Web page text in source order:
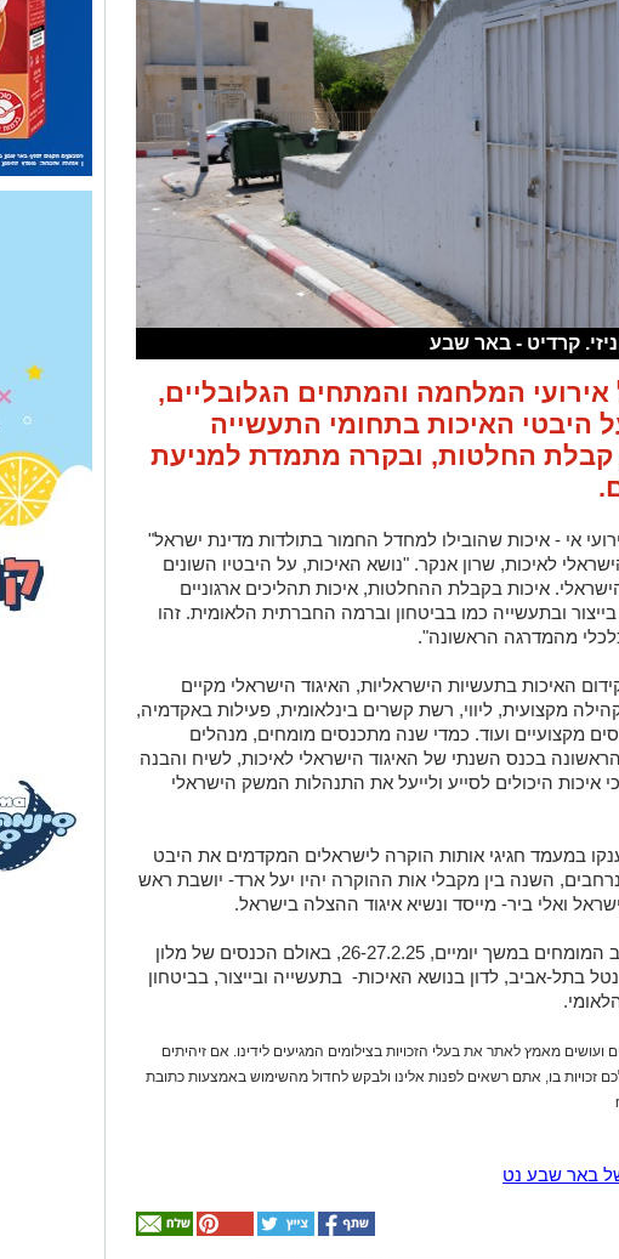
קרדיט - באר שבע
המלחמה והמתחים הגלובליים,
היבטי האיכות בתחומי התעשייה
קבלת החלטות, ובקרה מתמדת למניעת
אי - איכות שהובילו למחדל החמור בתולדות מדינת ישראל"
לאיכות, שרון אנקר. "נושא האיכות, על היבטיו השונים
איכות בקבלת ההחלטות, איכות תהליכים ארגוניים
בייצור ובתעשייה כמו בביטחון וברמה החברתית הלאומית. זהו
מהמדרגה הראשונה".
האיכות בתעשיות הישראליות, האיגוד הישראלי מקיים
מקצועית, ליווי, רשת קשרים בינלאומית, פעילות באקדמיה,
מקצועיים ועוד. כמדי שנה מתכנסים מומחים, מנהלים
בכנס השנתי של האיגוד הישראלי לאיכות, לשיח והבנה
איכות היכולים לסייע ולייעל את התנהלות המשק הישראלי
במעמד חגיגי אותות הוקרה לישראלים המקדמים את היבט
השנה בין מקבלי אות ההוקרה יהיו יעל ארד- יושבת ראש
ואלי ביר- מייסד ונשיא איגוד ההצלה בישראל.
בכנס, יתכנסו מיטב המומחים במשך יומיים, 26-27.2.25, באולם הכנסים של מלון
בתל-אביב, לדון בנושא האיכות- בתעשייה ובייצור, בביטחון
ועושים מאמץ לאתר את בעלי הזכויות בצילומים המגיעים לידינו. אם זיהיתים
זכויות בו, אתם רשאים לפנות אלינו ולבקש לחדול מהשימוש באמצעות כתובת
באר שבע נט